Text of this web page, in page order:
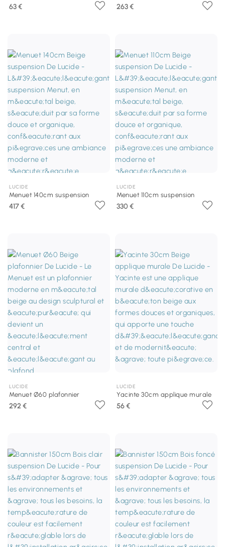
63 € 263 €
LUCIDE
Menuet 140cm suspension
417 €
LUCIDE
Menuet 110cm suspension
330 €
LUCIDE
Menuet Ø60 plafonnier
292 €
LUCIDE
Yacinte 30cm applique murale
56 €